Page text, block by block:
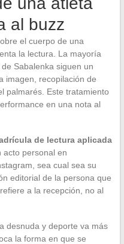
al buzz
el cuerpo de una
la lectura. La mayoría
Sabalenka siguen un
imagen, recopilación de
palmarés. Este tratamiento
en una nota al
de lectura aplicada
acto personal en
sea cual sea su
editorial de la persona que
a la recepción, no al
desnuda y deporte va más
la forma en que se